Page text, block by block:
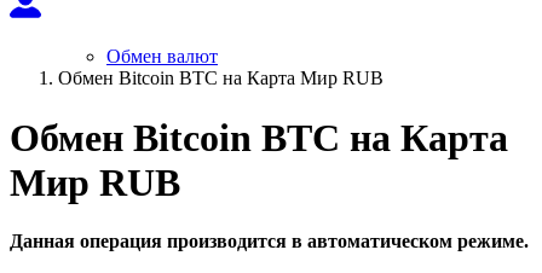
Обмен валют
Обмен Bitcoin BTC на Карта Мир RUB
Обмен Bitcoin BTC на Карта
Мир RUB
Данная операция производится в автоматическом режиме.